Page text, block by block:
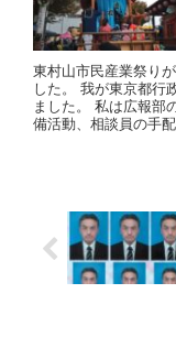
東村山市民産業祭り
した。 我が東京都行
ました。 私は広報部
備活動、相談員の手